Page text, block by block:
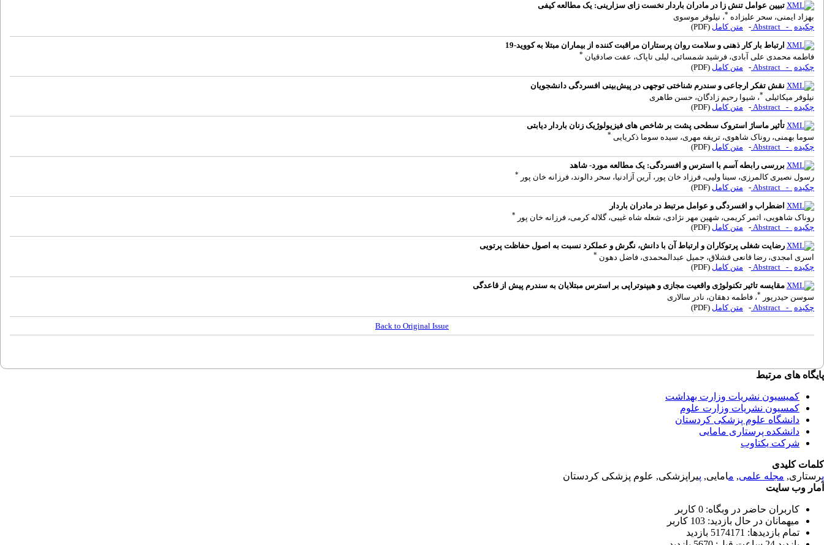
تبیین عوامل تنش زا در مادران باردار نخست زای سزارینی: یک مطالعه کیفی
بهزاد ایمنی، سحر علیزاده *، نیلوفر موسوی
چکیده
- Abstract
- متن کامل (PDF)
ارتباط بار کار ذهنی و سلامت روان پرستاران مراقبت کننده از بیماران مبتلا به کووید-19
فاطمه محمدی علی آبادی، فرشید شمسائی، لیلی تاپاک، عفت صادقیان *
چکیده - Abstract
- متن کامل (PDF)
نقش تفکر ارجاعی و سندرم شناختی توجهی در پیش‌بینی افسردگی دانشجویان
نیلوفر میکائیلی *، شیوا رحیم زادگان، حسن طاهری
چکیده
- Abstract
- متن کامل (PDF)
تأثیر ماساژ استروک سطحی پشت بر شاخص های فیزیولوژیک زنان باردار دیابتی
سوما بهمنی، روناک شاهوی، تریفه مهری، سیده سوما ذکریایی *
چکیده - Abstract
- متن کامل (PDF)
بررسی رابطه آسم با استرس و افسردگی: یک مطالعه مورد- شاهد
رسول نصیری کالمرزی، سینا ولیی، فرزاد خان پور، آرین آزادنیا، سحر دالوند، فرزانه خان پور
*
چکیده - Abstract
- متن کامل (PDF)
اضطراب و افسردگی و عوامل مرتبط در مادران باردار
روناک شاهویی، اثمر کریمی، شهین مهر نژادی، شعله شاه غیبی، گلاله کرمی، فرزانه خان پور
*
چکیده - Abstract
- متن کامل (PDF)
رضایت شغلی پرتوکاران و ارتباط آن با دانش، نگرش و عملکرد نسبت به اصول حفاظت پرتویی
اسری امجدی، رضا قانعی قشلاق، جمیل عبدالمحمدی، فاضل دهون *
چکیده - Abstract
- متن کامل (PDF)
مقایسه تاثیر تکنولوژی واقعیت مجازی و هیپنوتراپی بر استرس مبتلایان به سندرم پیش از قاعدگی
سوسن حیدرپور
*، فاطمه دهقان، نادر سالاری
چکیده
- Abstract
- متن کامل (PDF)
Back to Original Issue
پایگاه های مرتبط
کمیسیون نشریات وزارت بهداشت
کمسیون نشریات وزارت علوم
دانشگاه علوم پزشکی کردستان
دانشکده پرستاری مامایی
شرکت یکتاوب
کلمات کلیدی
پرستاری, مجله علمی, مامایی, پیراپزشکی, علوم پزشکی کردستان
آمار وب سایت
کاربران حاضر در وبگاه: 0 کاربر
میهمانان در حال بازدید: 103 کاربر
تمام بازدید‌ها: 5174171 بازدید